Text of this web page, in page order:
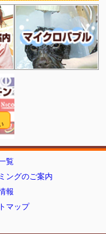
覧
ングのご案内
報
マップ